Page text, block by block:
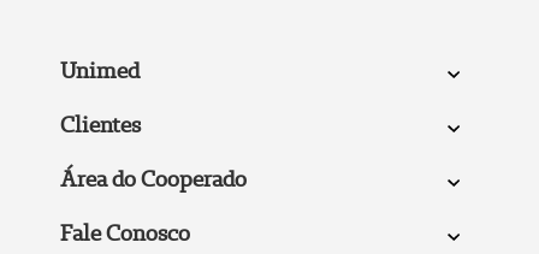
Unimed
Clientes
Área do Cooperado
Fale Conosco